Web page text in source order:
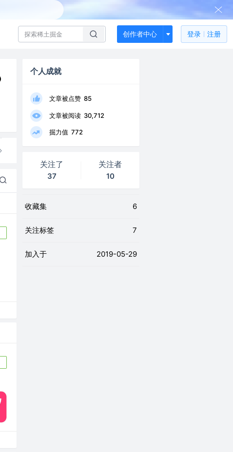
创作者中心 登录 注册
个人成就
文章被点赞 85
文章被阅读 30,712
掘力值 772
关注了
37
关注者
10
收藏集 6
关注标签 7
加入于 2019-05-29